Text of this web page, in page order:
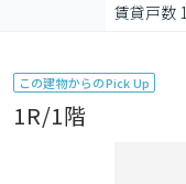
賃貸戸数
この建物からのPick Up
1R/1階